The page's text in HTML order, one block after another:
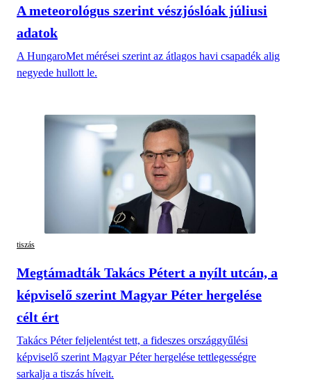
A meteorológus szerint vészjóslóak júliusi
adatok
A HungaroMet mérései szerint az átlagos havi csapadék alig
negyede hullott le.
tiszás
Megtámadták Takács Pétert a nyílt utcán, a
képviselő szerint Magyar Péter hergelése
célt ért
Takács Péter feljelentést tett, a fideszes országgyűlési
képviselő szerint Magyar Péter hergelése tettlegességre
sarkalja a tiszás híveit.